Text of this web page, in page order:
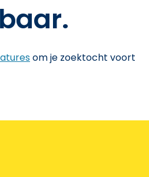
om je zoektocht voort